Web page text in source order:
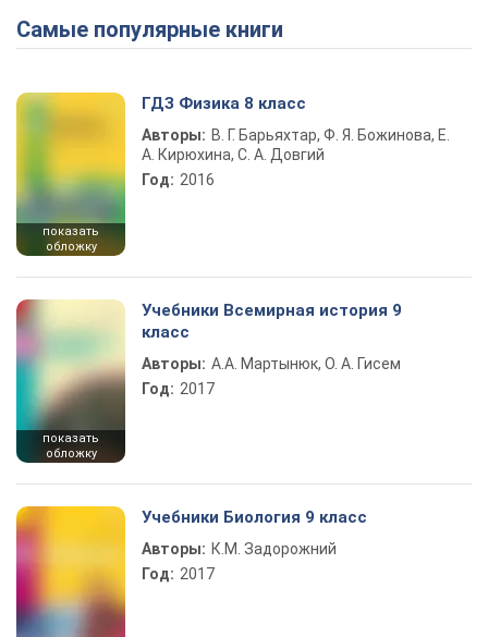
Play Video
Самые популярные книги
показать
обложку
ГДЗ Физика 8 класс
Авторы: В. Г. Барьяхтар, Ф. Я. Божинова, Е.
А. Кирюхина, С. А. Довгий
Год: 2016
показать
обложку
Учебники Всемирная история 9
класс
Авторы: А.А. Мартынюк, О. А. Гисем
Год: 2017
Учебники Биология 9 класс
Авторы: К.М. Задорожний
Год: 2017